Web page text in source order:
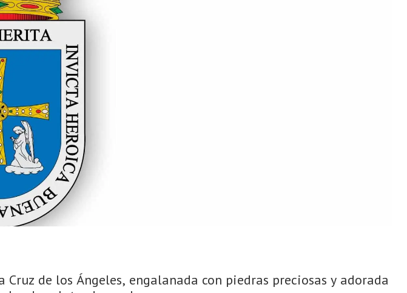
de los Ángeles, engalanada con piedras preciosas y adorada